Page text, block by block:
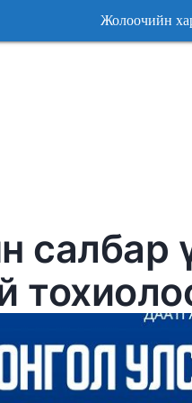
салбар
Жолоочийн
Жолоочийн